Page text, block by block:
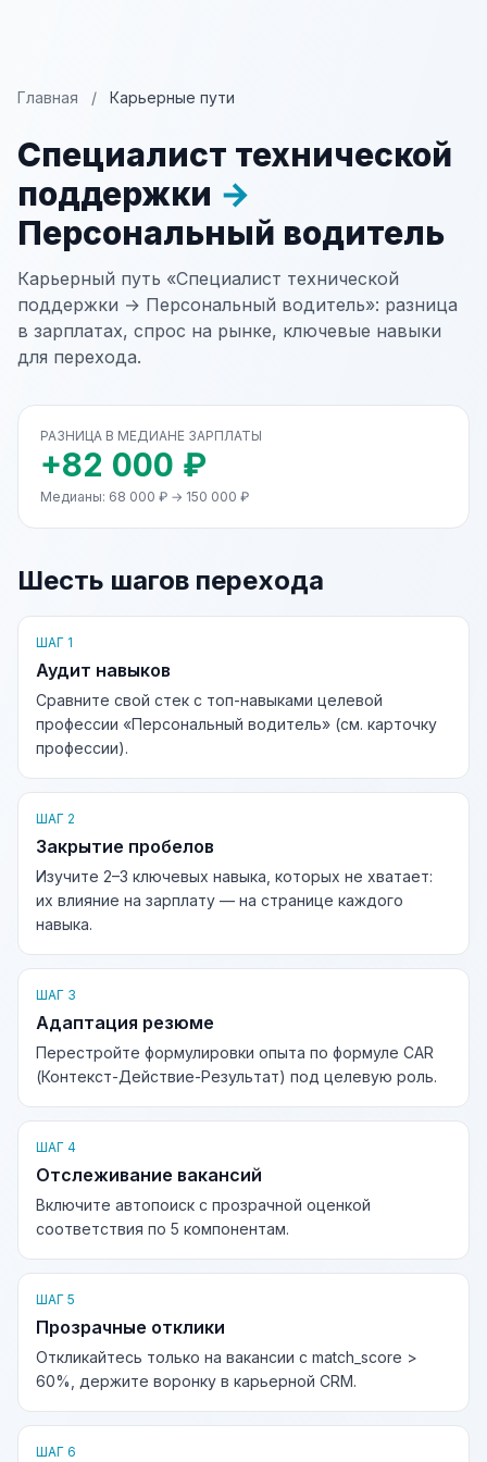
Главная / Карьерные пути
Специалист технической
поддержки →
Персональный водитель
Карьерный путь «Специалист технической
поддержки → Персональный водитель»: разница
в зарплатах, спрос на рынке, ключевые навыки
для перехода.
РАЗНИЦА В МЕДИАНЕ ЗАРПЛАТЫ
+82 000 ₽
Медианы: 68 000 ₽ → 150 000 ₽
Шесть шагов перехода
ШАГ 1
Аудит навыков
Сравните свой стек с топ-навыками целевой
профессии «Персональный водитель» (см. карточку
профессии).
ШАГ 2
Закрытие пробелов
Изучите 2–3 ключевых навыка, которых не хватает:
их влияние на зарплату — на странице каждого
навыка.
ШАГ 3
Адаптация резюме
Перестройте формулировки опыта по формуле CAR
(Контекст-Действие-Результат) под целевую роль.
ШАГ 4
Отслеживание вакансий
Включите автопоиск с прозрачной оценкой
соответствия по 5 компонентам.
ШАГ 5
Прозрачные отклики
Откликайтесь только на вакансии с match_score >
60%, держите воронку в карьерной CRM.
ШАГ 6